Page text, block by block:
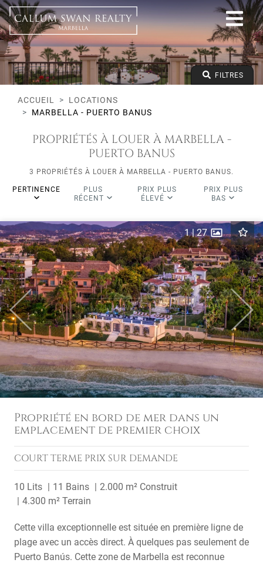
Tous les modes de vie
Marbella - Puerto Banus
Toutes les zones
Tous les types
Prix à partir de
Prix jusqu'à
Lits minimums FILTRES
ACCUEIL
LOCATIONS
MARBELLA - PUERTO BANUS
PROPRIÉTÉS À LOUER À MARBELLA -
PUERTO BANUS
3 PROPRIÉTÉS À LOUER À MARBELLA - PUERTO BANUS.
PERTINENCE
PLUS
RÉCENT
PRIX PLUS
ÉLEVÉ
PRIX PLUS
BAS
Previous Next
1|27
Propriété en bord de mer dans un
emplacement de premier choix
COURT TERME PRIX SUR DEMANDE
10 Lits 11 Bains
2.000 m² Construit
4.300 m² Terrain
Cette villa exceptionnelle est située en première ligne de
plage avec un accès direct. À quelques pas seulement de
Puerto Banús. Cette zone de Marbella est reconnue